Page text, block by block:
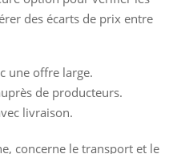
des écarts de prix entre
une offre large.
de producteurs.
livraison.
concerne le transport et le